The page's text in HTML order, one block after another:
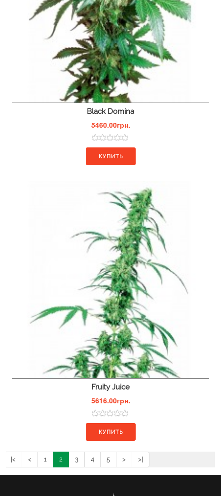
Black Domina
5460.00грн.
КУПИТЬ
Fruity Juice
5616.00грн.
КУПИТЬ
|< < 1 2 3 4 5 > >|